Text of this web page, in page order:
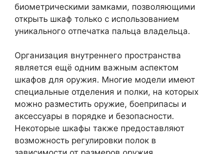
биометрическими замками, позволяющими
открыть шкаф только с использованием
уникального отпечатка пальца владельца.
Организация внутреннего пространства
является ещё одним важным аспектом
шкафов для оружия. Многие модели имеют
специальные отделения и полки, на которых
можно разместить оружие, боеприпасы и
аксессуары в порядке и безопасности.
Некоторые шкафы также предоставляют
возможность регулировки полок в